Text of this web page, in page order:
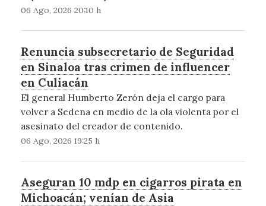
06 Ago, 2026 20:10 h
Renuncia subsecretario de Seguridad
en Sinaloa tras crimen de influencer
en Culiacán
El general Humberto Zerón deja el cargo para
volver a Sedena en medio de la ola violenta por el
asesinato del creador de contenido.
06 Ago, 2026 19:25 h
Aseguran 10 mdp en cigarros pirata en
Michoacán; venían de Asia